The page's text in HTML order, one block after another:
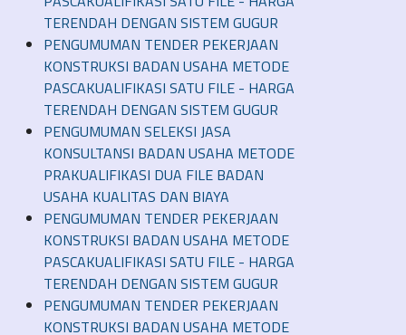
TERENDAH DENGAN SISTEM GUGUR
PENGUMUMAN TENDER PEKERJAAN
KONSTRUKSI BADAN USAHA METODE
PASCAKUALIFIKASI SATU FILE - HARGA
TERENDAH DENGAN SISTEM GUGUR
PENGUMUMAN SELEKSI JASA
KONSULTANSI BADAN USAHA METODE
PRAKUALIFIKASI DUA FILE BADAN
USAHA KUALITAS DAN BIAYA
PENGUMUMAN TENDER PEKERJAAN
KONSTRUKSI BADAN USAHA METODE
PASCAKUALIFIKASI SATU FILE - HARGA
TERENDAH DENGAN SISTEM GUGUR
PENGUMUMAN TENDER PEKERJAAN
KONSTRUKSI BADAN USAHA METODE